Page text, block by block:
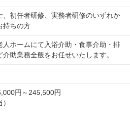
、初任者研修、実務者研修のいずれか
持ちの方
人ホームにて入浴介助・食事介助・排
介助業務全般をお任せいたします。
円～245,500円